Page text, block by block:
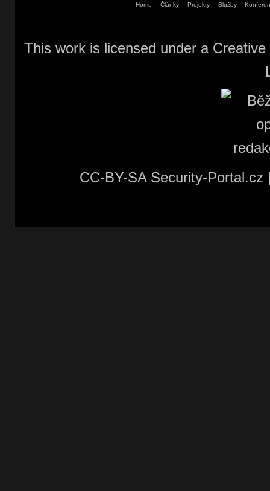
Home Články Projekty Služby
This work is licensed under a
CC-BY-SA Security-